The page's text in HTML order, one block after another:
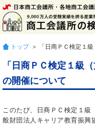
トップ ＞ 「日商ＰＣ検定１級
「日商ＰＣ検定１級
の開催について
このたび、日商ＰＣ検定１級
般財団法人キャリア教育振興